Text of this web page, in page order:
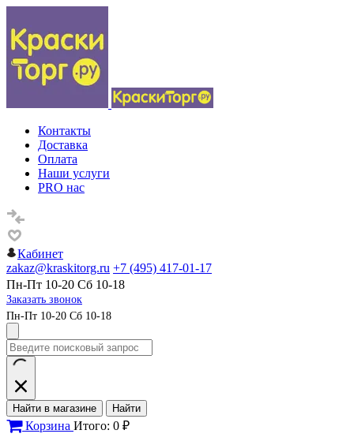
Контакты
Доставка
Оплата
Наши услуги
PRO нас
Кабинет
zakaz@kraskitorg.ru +7 (495) 417-01-17
Пн-Пт 10-20 Сб 10-18
Заказать звонок
Пн-Пт 10-20 Сб 10-18
Найти в магазине Найти
Корзина Итого: 0 ₽